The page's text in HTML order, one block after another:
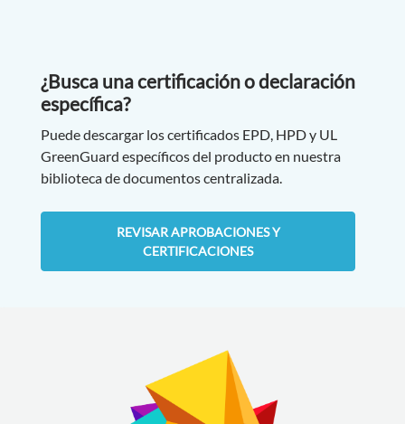
¿Busca una certificación o declaración
específica?
Puede descargar los certificados EPD, HPD y UL
GreenGuard específicos del producto en nuestra
biblioteca de documentos centralizada.
REVISAR APROBACIONES Y
CERTIFICACIONES